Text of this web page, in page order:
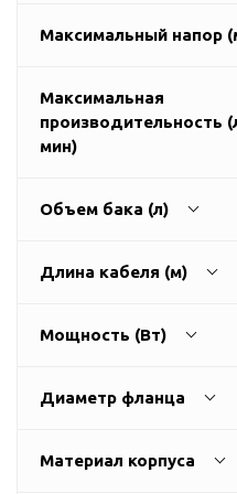
давления
насосы фланцевые
Циркуляционные
насосы (сухой ротор)
давления
насосы для ГВС
Насосы для фонтана и
Фонтанные насосы
Максимальный напор
1
Максимальная
производительность
мин)
Объем бака (л)
Длина кабеля (м)
Мощность (Вт)
Диаметр фланца
Материал корпуса